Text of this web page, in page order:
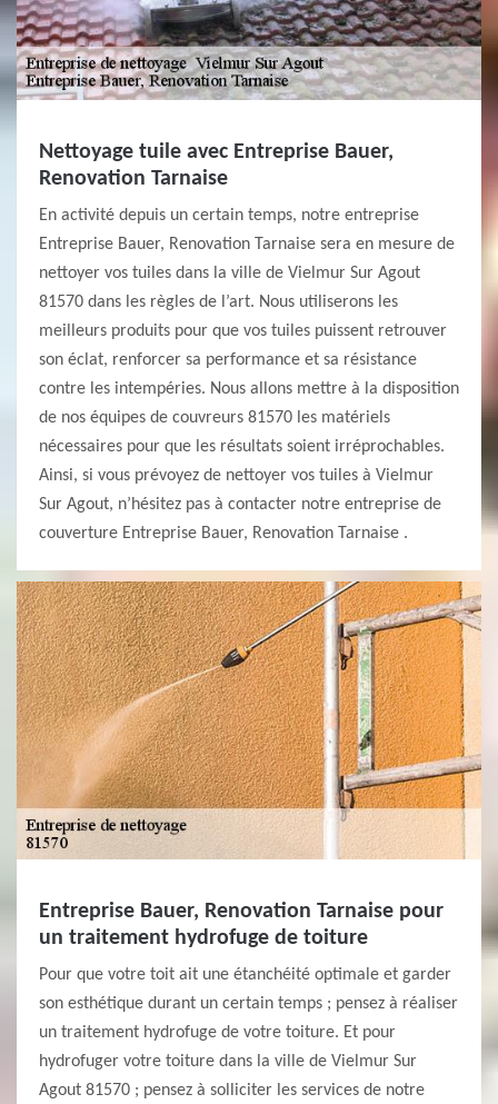
Nettoyage tuile avec Entreprise Bauer,
Renovation Tarnaise
En activité depuis un certain temps, notre entreprise
Entreprise Bauer, Renovation Tarnaise sera en mesure de
nettoyer vos tuiles dans la ville de Vielmur Sur Agout
81570 dans les règles de l’art. Nous utiliserons les
meilleurs produits pour que vos tuiles puissent retrouver
son éclat, renforcer sa performance et sa résistance
contre les intempéries. Nous allons mettre à la disposition
de nos équipes de couvreurs 81570 les matériels
nécessaires pour que les résultats soient irréprochables.
Ainsi, si vous prévoyez de nettoyer vos tuiles à Vielmur
Sur Agout, n’hésitez pas à contacter notre entreprise de
couverture Entreprise Bauer, Renovation Tarnaise .
Entreprise Bauer, Renovation Tarnaise pour
un traitement hydrofuge de toiture
Pour que votre toit ait une étanchéité optimale et garder
son esthétique durant un certain temps ; pensez à réaliser
un traitement hydrofuge de votre toiture. Et pour
hydrofuger votre toiture dans la ville de Vielmur Sur
Agout 81570 ; pensez à solliciter les services de notre